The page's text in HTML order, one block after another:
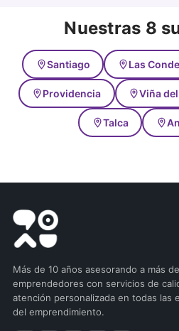
Nuestras 8
Santiago Las
Providencia Viña
Talca
Más de 10 años asesorando a más
emprendedores con servicios de
atención personalizada en todas las
del emprendimiento.